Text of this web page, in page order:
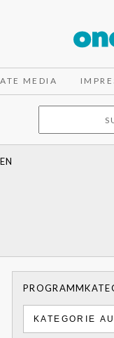
MEDIA